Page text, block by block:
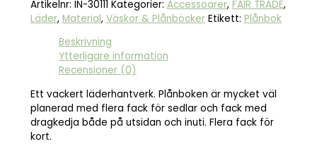
Artikelnr: IN-30111 Kategorier: Accessoarer, FAIR TRADE,
Läder, Material, Väskor & Plånböcker Etikett: Plånbok
Beskrivning
Ytterligare information
Recensioner (0)
Ett vackert läderhantverk. Plånboken är mycket väl
planerad med flera fack för sedlar och fack med
dragkedja både på utsidan och inuti. Flera fack för
kort.